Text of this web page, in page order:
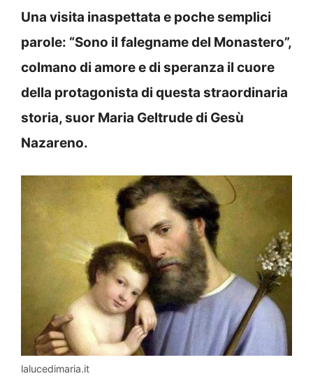
Una visita inaspettata e poche semplici
parole: “Sono il falegname del Monastero”,
colmano di amore e di speranza il cuore
della protagonista di questa straordinaria
storia, suor Maria Geltrude di Gesù
Nazareno.
lalucedimaria.it